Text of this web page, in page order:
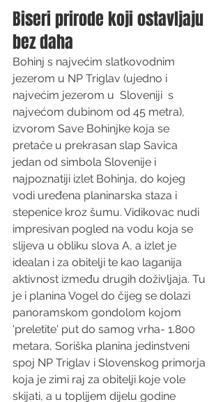
Biseri prirode koji ostavljaju
bez daha
Bohinj s najvećim slatkovodnim
jezerom u NP Triglav (ujedno i
najvećim jezerom u  Sloveniji  s
najvećom dubinom od 45 metra),
izvorom Save Bohinjke koja se
pretače u prekrasan slap Savica
jedan od simbola Slovenije i
najpoznatiji izlet Bohinja, do kojeg
vodi uređena planinarska staza i
stepenice kroz šumu. Vidikovac nudi
impresivan pogled na vodu koja se
slijeva u obliku slova A, a izlet je
idealan i za obitelji te kao laganija
aktivnost između drugih doživljaja. Tu
je i planina Vogel do čijeg se dolazi
panoramskom gondolom kojom
'preletite' put do samog vrha- 1.800
metara, Soriška planina jedinstveni
spoj NP Triglav i Slovenskog primorja
koja je zimi raj za obitelji koje vole
skijati, a u toplijem dijelu godine